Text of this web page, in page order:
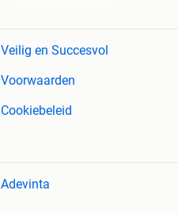
Veilig en Succesvol
Voorwaarden
Cookiebeleid
Adevinta